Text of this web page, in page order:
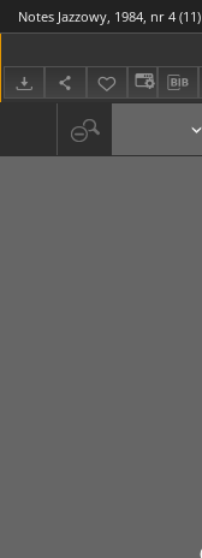
Notes Jazzowy, 1984, nr 4 (11)